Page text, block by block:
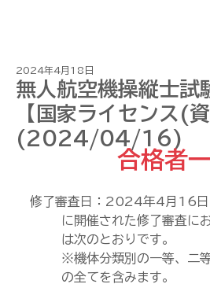
無人航空機操縦士試
【国家ライセンス(
(2024/04/16)
2024年4月18日
合格者
修了審査日：2024年4月16日
に開催された修了審査に
は次のとおりです。
※機体分類別の一等、二
の全てを含みます。